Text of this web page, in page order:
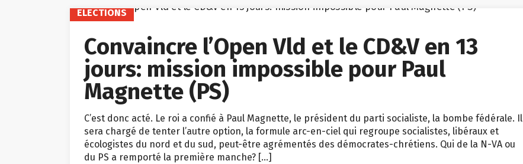
ELECTIONS
Convaincre l’Open Vld et le CD&V en 13
jours: mission impossible pour Paul
Magnette (PS)
C’est donc acté. Le roi a confié à Paul Magnette, le président du parti socialiste, la bombe fédérale. Il
sera chargé de tenter l’autre option, la formule arc-en-ciel qui regroupe socialistes, libéraux et
écologistes du nord et du sud, peut-être agrémentés des démocrates-chrétiens. Qui de la N-VA ou
du PS a remporté la première manche? […]